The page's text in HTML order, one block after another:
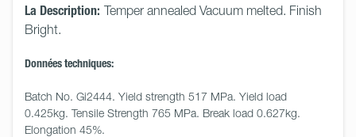
La Description: Temper annealed Vacuum melted. Finish
Bright.
Données techniques:
Batch No. Gi2444. Yield strength 517 MPa. Yield load
0.425kg. Tensile Strength 765 MPa. Break load 0.627kg.
Elongation 45%.